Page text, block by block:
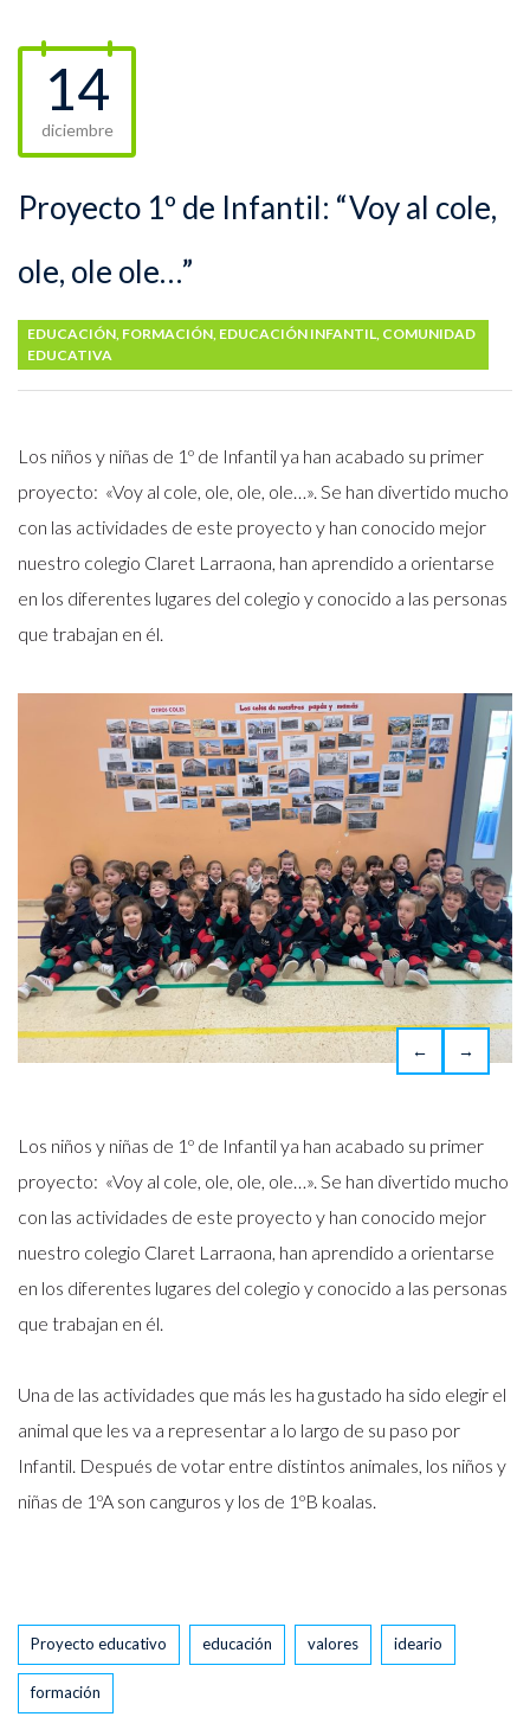
14
diciembre
Proyecto 1º de Infantil: “Voy al cole,
ole, ole ole…”
EDUCACIÓN, FORMACIÓN, EDUCACIÓN INFANTIL, COMUNIDAD
EDUCATIVA
Los niños y niñas de 1º de Infantil ya han acabado su primer
proyecto: «Voy al cole, ole, ole, ole…». Se han divertido mucho
con las actividades de este proyecto y han conocido mejor
nuestro colegio Claret Larraona, han aprendido a orientarse
en los diferentes lugares del colegio y conocido a las personas
que trabajan en él.
← →
Los niños y niñas de 1º de Infantil ya han acabado su primer
proyecto: «Voy al cole, ole, ole, ole…». Se han divertido mucho
con las actividades de este proyecto y han conocido mejor
nuestro colegio Claret Larraona, han aprendido a orientarse
en los diferentes lugares del colegio y conocido a las personas
que trabajan en él.
Una de las actividades que más les ha gustado ha sido elegir el
animal que les va a representar a lo largo de su paso por
Infantil. Después de votar entre distintos animales, los niños y
niñas de 1ºA son canguros y los de 1ºB koalas.
Tags
Proyecto educativo educación valores ideario
formación